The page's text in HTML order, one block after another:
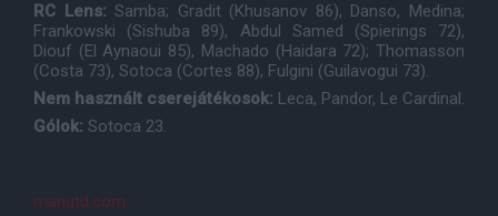
RC Lens:Samba; Gradit (Khusanov 86), Danso, Medina;
Frankowski (Sishuba 89), Abdul Samed (Spierings 72),
Diouf (El Aynaoui 85), Machado (Haidara 72); Thomasson
(Costa 73), Sotoca (Cortes 88), Fulgini (Guilavogui 73).
Nem használt cserejátékosok: Leca, Pandor, Le Cardinal.
Gólok: Sotoca 23.
manutd.com